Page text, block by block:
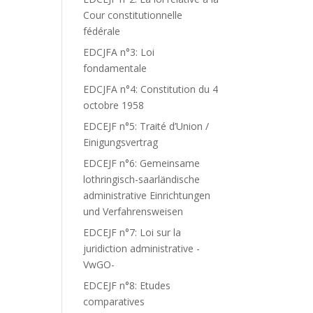
Cour constitutionnelle
fédérale
EDCJFA n°3: Loi
fondamentale
EDCJFA n°4: Constitution du 4
octobre 1958
EDCEJF n°5: Traité d’Union /
Einigungsvertrag
EDCEJF n°6: Gemeinsame
lothringisch-saarländische
administrative Einrichtungen
und Verfahrensweisen
EDCEJF n°7: Loi sur la
juridiction administrative -
VwGO-
EDCEJF n°8: Etudes
comparatives